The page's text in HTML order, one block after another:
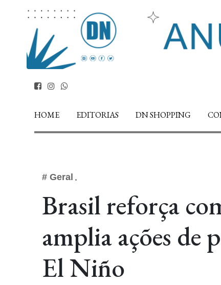
HOME EDITORIAS DN SHOPPING
# Geral
Brasil reforça
amplia ações de
El Niño